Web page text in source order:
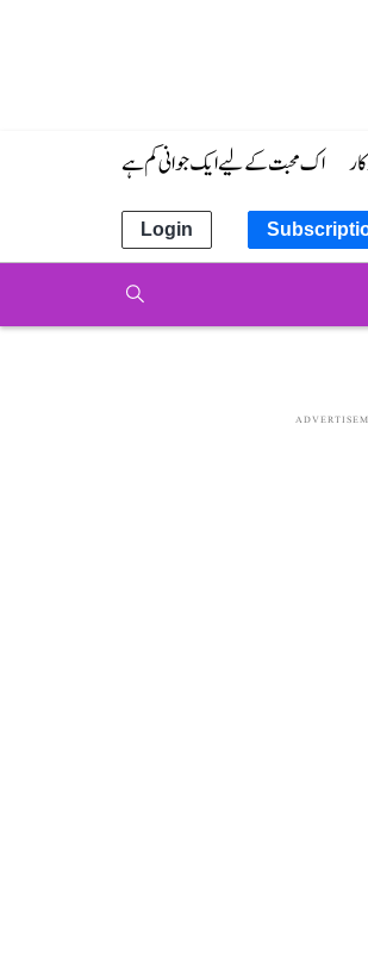
اک محبت کے لیے ایک جوانی کم ہے
Login